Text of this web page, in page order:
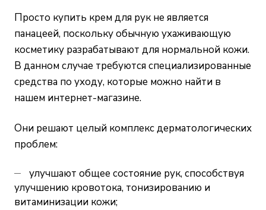
Просто купить крем для рук не является
панацеей, поскольку обычную ухаживающую
косметику разрабатывают для нормальной кожи.
В данном случае требуются специализированные
средства по уходу, которые можно найти в
нашем интернет-магазине.
Они решают целый комплекс дерматологических
проблем:
улучшают общее состояние рук, способствуя
улучшению кровотока, тонизированию и
витаминизации кожи;